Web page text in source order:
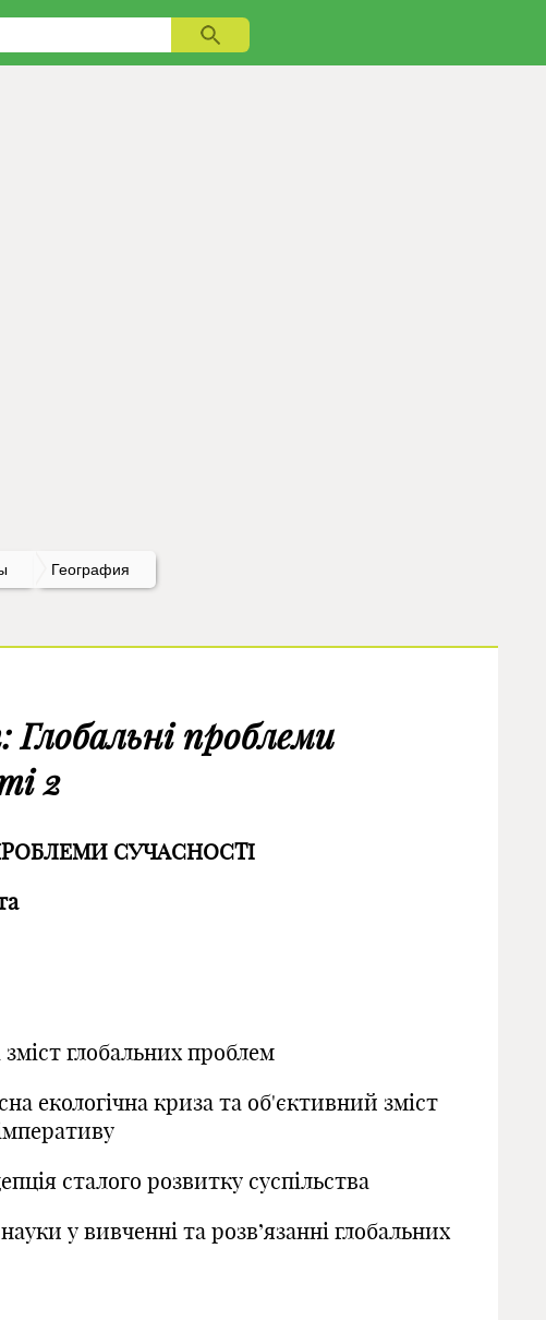
География
проблеми
2
СУЧАСНОСТІ
зміст глобальних проблем
екологічна криза та об'єктивний зміст
сталого розвитку суспільства
у вивченні та розв’язанні глобальних